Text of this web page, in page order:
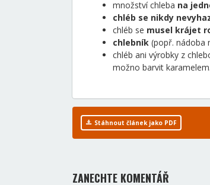
množství chleba na
chléb se nikdy
chléb se musel krájet
chlebník(popř. nádoba
chléb ani výrobky z
možno barvit karamelem.
Stáhnout článek jako PDF
ZANECHTE KOMENTÁŘ